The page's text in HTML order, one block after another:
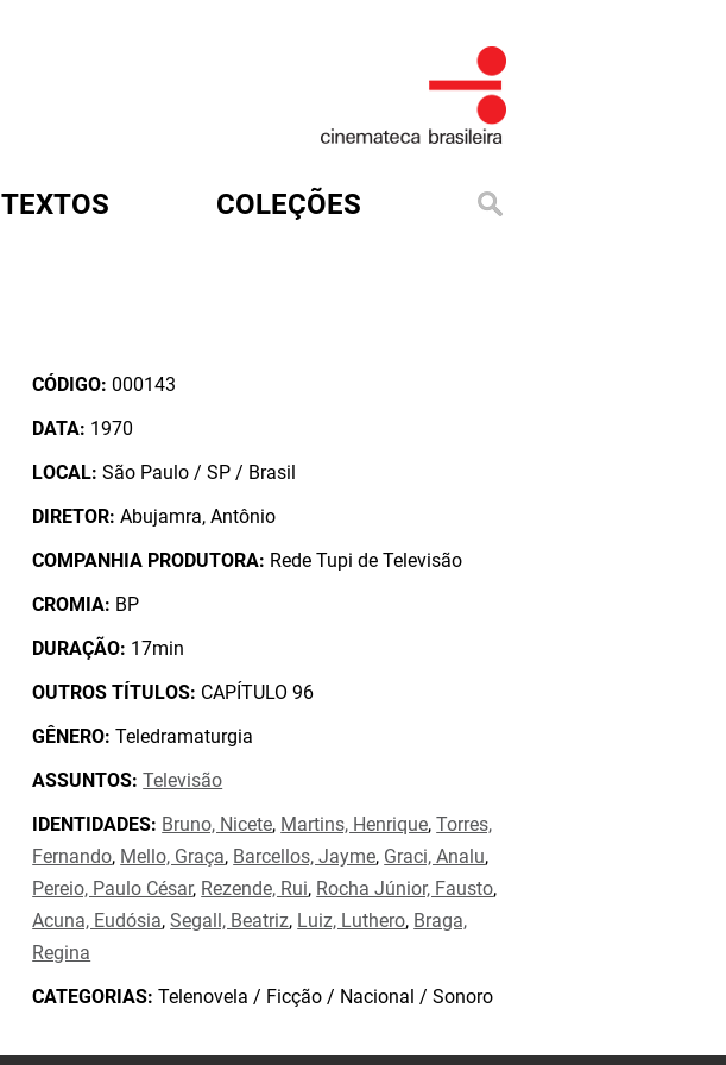
TEXTOS COLEÇÕES
CÓDIGO: 000143
DATA: 1970
LOCAL: São Paulo / SP / Brasil
DIRETOR: Abujamra, Antônio
COMPANHIA PRODUTORA: Rede Tupi de Televisão
CROMIA: BP
DURAÇÃO: 17min
OUTROS TÍTULOS: CAPÍTULO 96
GÊNERO: Teledramaturgia
ASSUNTOS: Televisão
IDENTIDADES: Bruno, Nicete, Martins, Henrique,Torres,
Fernando, Mello, Graça, Barcellos, Jayme, Graci, Analu,
Pereio, Paulo César, Rezende, Rui, Rocha Júnior, Fausto,
Acuna, Eudósia,Segall, Beatriz, Luiz, Luthero, Braga,
Regina
CATEGORIAS: Telenovela / Ficção / Nacional / Sonoro